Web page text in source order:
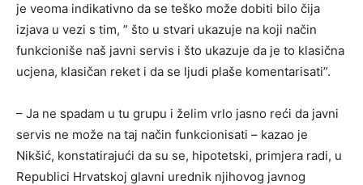
je veoma indikativno da se teško može dobiti bilo čija
izjava u vezi s tim, ” što u stvari ukazuje na koji način
funkcioniše naš javni servis i što ukazuje da je to klasična
ucjena, klasičan reket i da se ljudi plaše komentarisati”.
– Ja ne spadam u tu grupu i želim vrlo jasno reći da javni
servis ne može na taj način funkcionisati – kazao je
Nikšić, konstatirajući da su se, hipotetski, primjera radi, u
Republici Hrvatskoj glavni urednik njihovog javnog